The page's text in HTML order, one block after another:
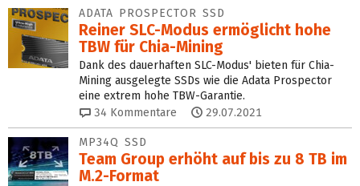
ADATA PROSPECTOR SSD
Reiner SLC-Modus ermöglicht hohe
TBW für Chia-Mining
Dank des dauerhaften SLC-Modus' bieten für Chia-
Mining ausgelegte SSDs wie die Adata Prospector
eine extrem hohe TBW-Garantie.
34 Kommentare 29.07.2021
MP34Q SSD
Team Group erhöht auf bis zu 8 TB im
M.2-Format